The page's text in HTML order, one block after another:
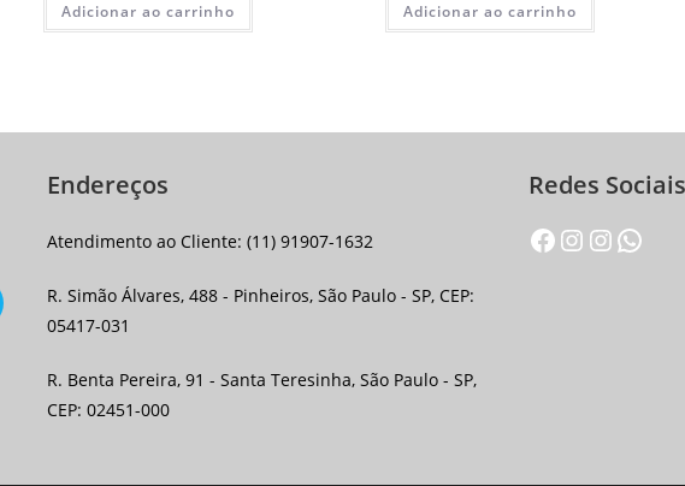
Adicionar ao carrinho Adicionar ao carrinho
Endereços
Atendimento ao Cliente: (11) 91907-1632
R. Simão Álvares, 488 - Pinheiros, São Paulo - SP, CEP:
05417-031
R. Benta Pereira, 91 - Santa Teresinha, São Paulo - SP,
CEP: 02451-000
Redes Sociais
Facebook
Instagram
Instagram
WhatsApp